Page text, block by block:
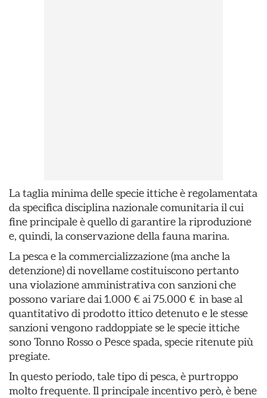
La taglia minima delle specie ittiche è regolamentata
da specifica disciplina nazionale comunitaria il cui
fine principale è quello di garantire la riproduzione
e, quindi, la conservazione della fauna marina.
La pesca e la commercializzazione (ma anche la
detenzione) di novellame costituiscono pertanto
una violazione amministrativa con sanzioni che
possono variare dai 1.000 € ai 75.000 € in base al
quantitativo di prodotto ittico detenuto e le stesse
sanzioni vengono raddoppiate se le specie ittiche
sono Tonno Rosso o Pesce spada, specie ritenute più
pregiate.
In questo periodo, tale tipo di pesca, è purtroppo
molto frequente. Il principale incentivo però, è bene